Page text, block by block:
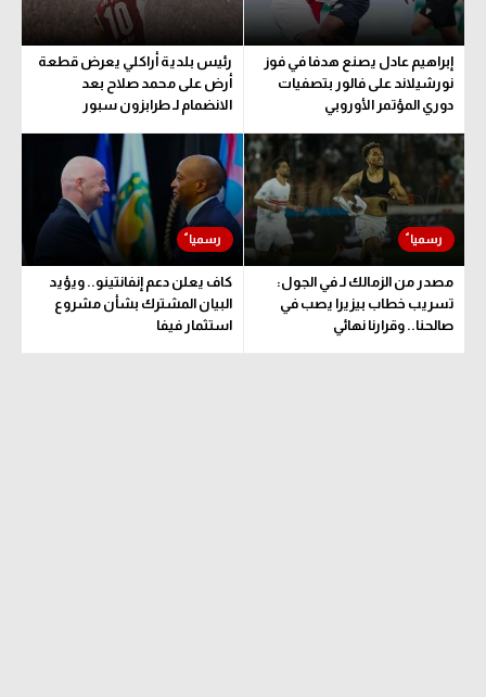
تحليل في الجول
حكايات في الجول
كويز في الجول
فيديو في الجول
حكايات في الجول
كويز في الجول
فيديو في الجول
إبراهيم عادل يصنع هدفا في فوز
نورشيلاند على فالور بتصفيات
دوري المؤتمر الأوروبي
رئيس بلدية أراكلي يعرض قطعة
أرض على محمد صلاح بعد
الانضمام لـ طرابزون سبور
مصدر من الزمالك لـ في الجول:
تسريب خطاب بيزيرا يصب في
صالحنا.. وقرارنا نهائي
كاف يعلن دعم إنفانتينو.. ويؤيد
البيان المشترك بشأن مشروع
استثمار فيفا